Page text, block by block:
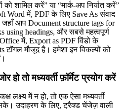
शामिल करें” या “मार्क‑अप निर्यात करें”
Word में, PDF के लिए Save Asसंवाद
जहाँ आप Document structure tags for
using headings, और सबसे महत्वपूर्ण
में, Export as PDFविंडो के
टॉगल मौजूद है। हमेशा इन विकल्पों को
हो तो मध्यवर्ती फ़ॉर्मेट प्रयोग करें
लक्ष्य में न हो, तो एक ऐसा मध्यवर्ती
उदाहरण के लिए, ट्रैक्ड चेंजेज़ वाली